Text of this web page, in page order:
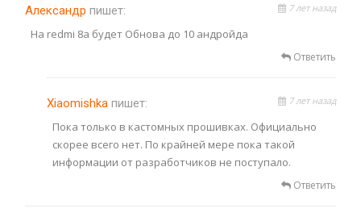
Александр пишет: 7 лет назад
На redmi 8a будет Обнова до 10 андройда
Ответить
Xiaomishkaпишет: 7 лет назад
Пока только в кастомных прошивках. Официально
скорее всего нет. По крайней мере пока такой
информации от разработчиков не поступало.
Ответить